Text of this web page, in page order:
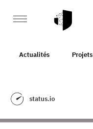
Actualités Projets
status.io